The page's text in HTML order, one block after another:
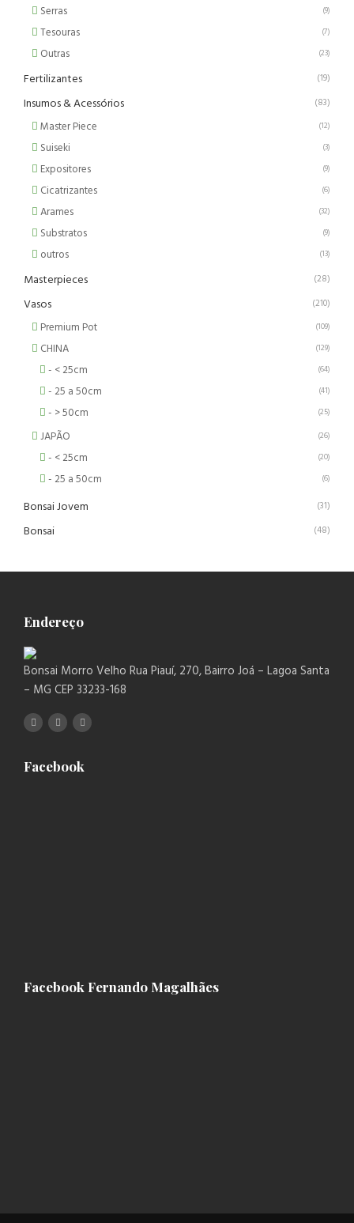
Serras (9)
Tesouras (7)
Outras (23)
Fertilizantes (19)
Insumos & Acessórios (83)
Master Piece (12)
Suiseki (3)
Expositores (9)
Cicatrizantes (6)
Arames (32)
Substratos (9)
outros (13)
Masterpieces (28)
Vasos (210)
Premium Pot (109)
CHINA (129)
- < 25cm (64)
- 25 a 50cm (41)
- > 50cm (25)
JAPÃO (26)
- < 25cm (20)
- 25 a 50cm (6)
Bonsai Jovem (31)
Bonsai (48)
Endereço
Bonsai Morro Velho Rua Piauí, 270, Bairro Joá – Lagoa Santa
– MG CEP 33233-168
Facebook
Facebook Fernando Magalhães